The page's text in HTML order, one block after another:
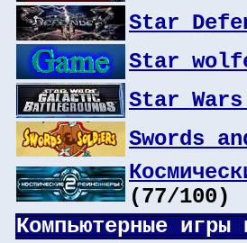
Star
Star
Star
Swords
(77/100)
Компьютерные игры